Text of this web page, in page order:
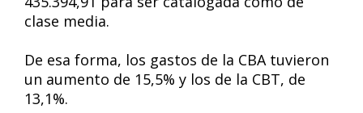
clase media.
De esa forma, los gastos de la CBA tuvieron
un aumento de 15,5% y los de la CBT, de
13,1%.